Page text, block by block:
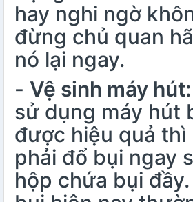
hay nghi ngờ
đừng chủ quan
nó lại ngay.
- Vệ sinh máy hút:
sử dụng máy hút
được hiệu quả thì
phải đổ bụi ngay
hộp chứa bụi